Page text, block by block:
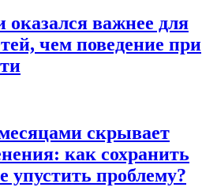
оказался важнее для
чем поведение при
скрывает
как сохранить
упустить проблему?